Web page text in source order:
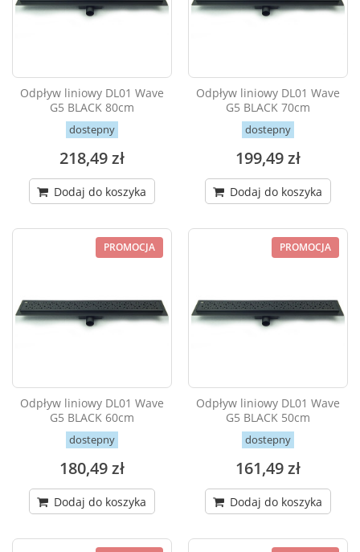
Odpływ liniowy DL01 Wave
G5 BLACK 80cm
dostepny
218,49 zł
Dodaj do koszyka
Odpływ liniowy DL01 Wave
G5 BLACK 70cm
dostepny
199,49 zł
Dodaj do koszyka
PROMOCJA
Odpływ liniowy DL01 Wave
G5 BLACK 60cm
dostepny
180,49 zł
Dodaj do koszyka
PROMOCJA
Odpływ liniowy DL01 Wave
G5 BLACK 50cm
dostepny
161,49 zł
Dodaj do koszyka